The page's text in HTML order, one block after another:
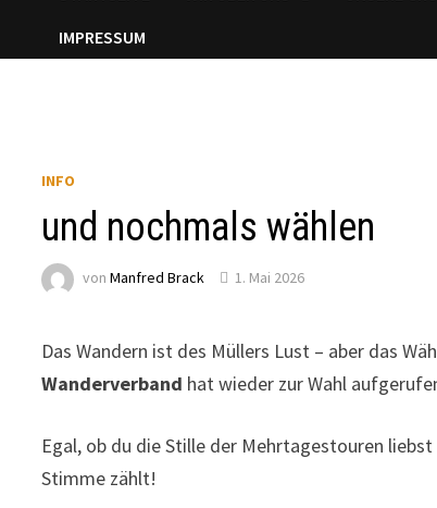
IMPRESSUM
INFO
und nochmals wählen
vonManfred Brack 1. Mai 2026
Das Wandern ist des Müllers Lust – aber das
Wanderverband hat wieder zur Wahl
Egal, ob du die Stille der Mehrtagestouren
Stimme zählt!